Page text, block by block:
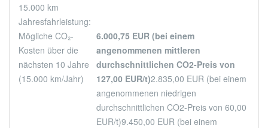
15.000 km
Jahresfahrleistung:
Mögliche CO₂-
Kosten über die
nächsten 10 Jahre
(15.000 km/Jahr)
6.000,75 EUR (bei einem
angenommenen mittleren
durchschnittlichen CO2-Preis von
127,00 EUR/t)2.835,00 EUR (bei einem
angenommenen niedrigen
durchschnittlichen CO2-Preis von 60,00
EUR/t)9.450,00 EUR (bei einem